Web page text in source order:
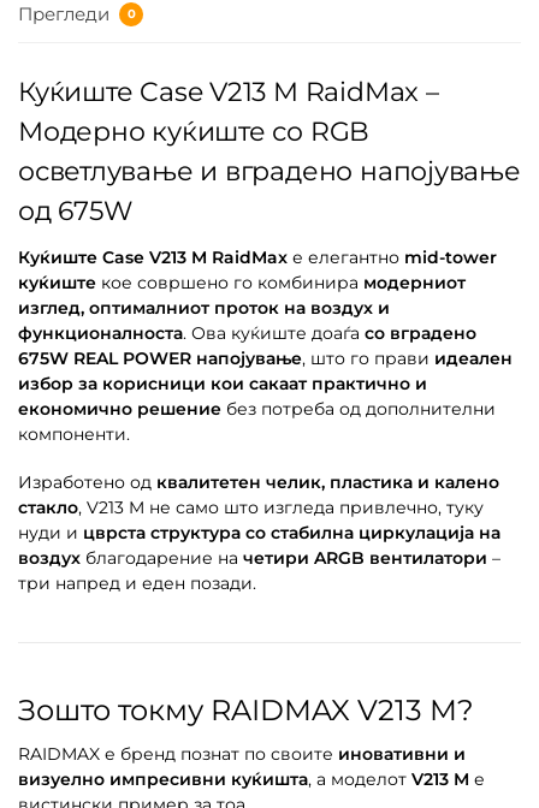
Прегледи 0
Куќиште Case V213 M RaidMax –
Модерно куќиште со RGB
осветлување и вградено напојување
од 675W
Куќиште Case V213 M RaidMax е елегантно mid-tower
куќиште кое совршено го комбинира модерниот
изглед, оптималниот проток на воздух и
функционалноста. Ова куќиште доаѓа со вградено
675W REAL POWER напојување, што го прави идеален
избор за корисници кои сакаат практично и
економично решение без потреба од дополнителни
компоненти.
Изработено од квалитетен челик, пластика и калено
стакло, V213 M не само што изгледа привлечно, туку
нуди и цврста структура со стабилна циркулација на
воздух благодарение на четири ARGB вентилатори –
три напред и еден позади.
Зошто токму RAIDMAX V213 M?
RAIDMAX е бренд познат по своите иновативни и
визуелно импресивни куќишта, а моделот V213 M е